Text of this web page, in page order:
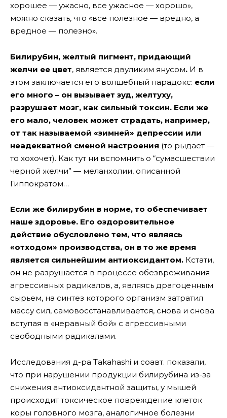
хорошее — ужасно, все ужасное — хорошо»,
можно сказать, что «все полезное — вредно, а
вредное — полезно».
Билирубин, желтый пигмент, придающий
желчи ее цвет, является двуликим янусом. И в
этом заключается его волшебный парадокс: если
его много – он вызывает зуд, желтуху,
разрушает мозг, как сильный токсин. Если же
его мало, человек может страдать, например,
от так называемой «зимней» депрессии или
неадекватной сменой настроения (то рыдает —
то хохочет). Как тут ни вспомнить о “сумасшествии
черной желчи” — меланхолии, описанной
Гиппократом…
Если же билирубин в норме, то обеспечивает
наше здоровье. Его оздоровительное
действие обусловлено тем, что являясь
«отходом» производства, он в то же время
является сильнейшим антиоксидантом. Кстати,
он не разрушается в процессе обезвреживания
агрессивных радикалов, а, являясь драгоценным
сырьем, на синтез которого организм затратил
массу сил, самовосстанавливается, снова и снова
вступая в «неравный бой» с агрессивными
свободными радикалами.
Исследования д-ра Takahashi и соавт. показали,
что при нарушении продукции билирубина из-за
снижения антиоксидантной защиты, у мышей
происходит токсическое повреждение клеток
коры головного мозга, аналогичное болезни